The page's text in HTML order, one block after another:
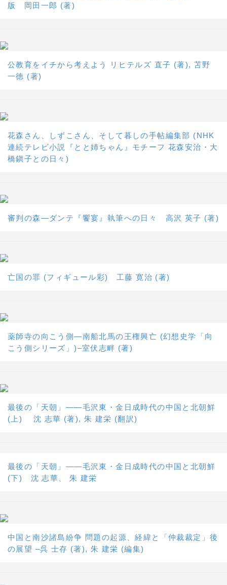
版 岡田一郎 (著)
公教育をイチから考えよう リヒテルズ 直子 (著), 苫野
一徳 (著)
花森さん、しずこさん、そして暮しの手帖編集部 (NHK
連続テレビ小説『とと姉ちゃん』モチーフ 花森安治・大
橋鎭子との日々)
審判の森―ダンテ『饗宴』執筆への日々 高沢 英子 (著)
亡国の罪 (フィギュール彩) 工藤 寛治 (著)
薬師寺の向こう側―南船北馬の王権興亡 (幻想史学「向
こう側シリーズ」)–室伏志畔 (著)
最後の「天朝」――毛沢東・金日成時代の中国と北朝鮮
(上) 沈 志華 (著), 朱 建栄 (翻訳)
最後の「天朝」――毛沢東・金日成時代の中国と北朝鮮
(下) 沈 志華、 朱 建栄
中国と南沙諸島紛争 問題の起源、経緯と「仲裁裁定」後
の展望 –呉 士存 (著), 朱 建栄 (編集)